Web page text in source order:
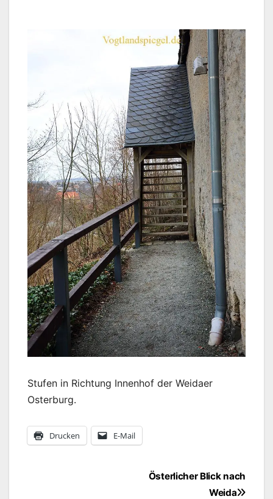
Stufen in Richtung Innenhof der Weidaer
Osterburg.
Drucken E-Mail
BeitragsnavigationÖsterlicher Blick nach
Weida